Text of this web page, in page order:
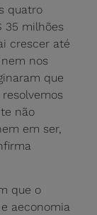
quatro
35 milhões
crescer até
nos
que
não
em ser,
que o
aeconomia